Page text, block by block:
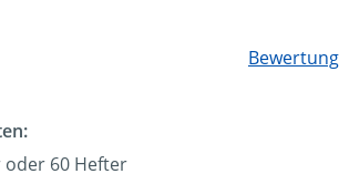
oder 60 Hefter